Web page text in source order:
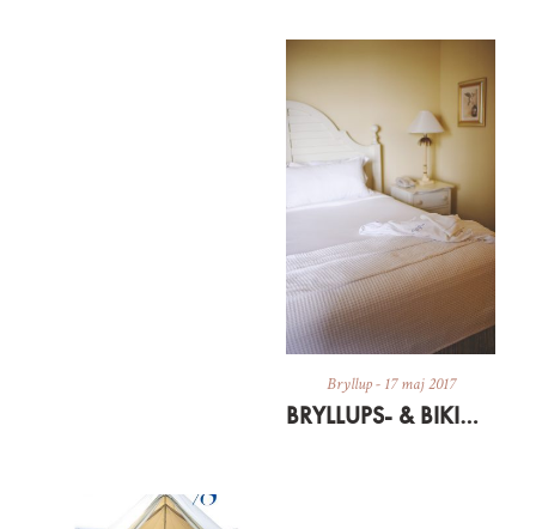
Bryllup- 17 maj 2017
BRYLLUPS- & BIKINIBOOTCAMP: UPDATE